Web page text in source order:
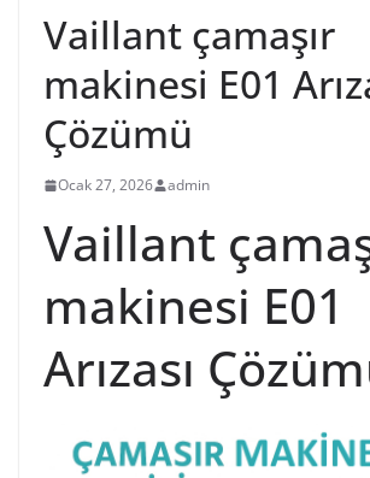
Vaillant çamaşır
makinesi E01
Çözümü
Ocak 27, 2026 admin
Vaillant
makinesi E01
Arızası